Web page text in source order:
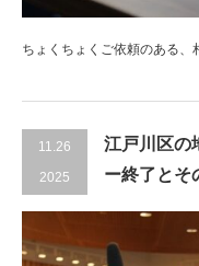
ちょくちょくご依頼のある、
11.26
2025
江戸川区の
ー終了とそ